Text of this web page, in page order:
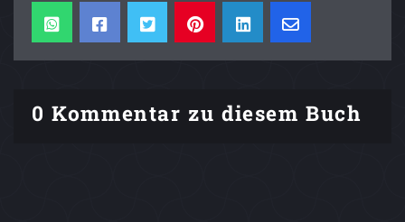
0 Kommentar zu diesem Buch